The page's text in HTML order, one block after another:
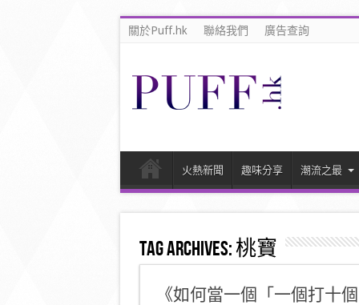
關於Puff.hk 聯絡我們 廣告查詢
火熱新聞 趣味分享 潮流之最
Tag Archives:桃寶
《如何當一個「一個打十